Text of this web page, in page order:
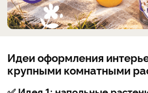
Идеи оформления
крупными комнатными